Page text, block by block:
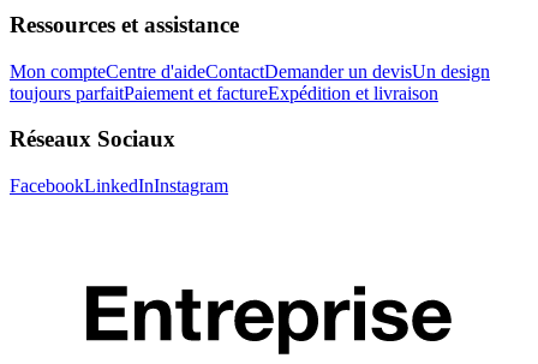
Ressources et assistance
Mon compteCentre d'aideContactDemander un devisUn design
toujours parfaitPaiement et factureExpédition et livraison
Réseaux Sociaux
FacebookLinkedInInstagram